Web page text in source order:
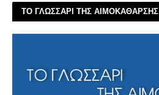
ΤΟ ΓΛΩΣΣΑΡΙ ΤΗΣ ΑΙΜΟΚΑΘΑΡΣΗΣ